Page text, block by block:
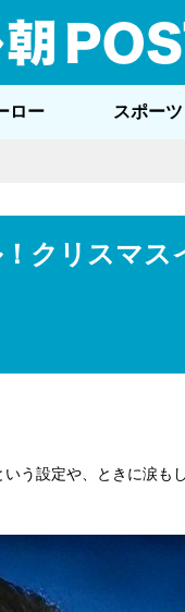
ロー スポーツ
クリスマス
う設定や、ときに涙も
『アイ